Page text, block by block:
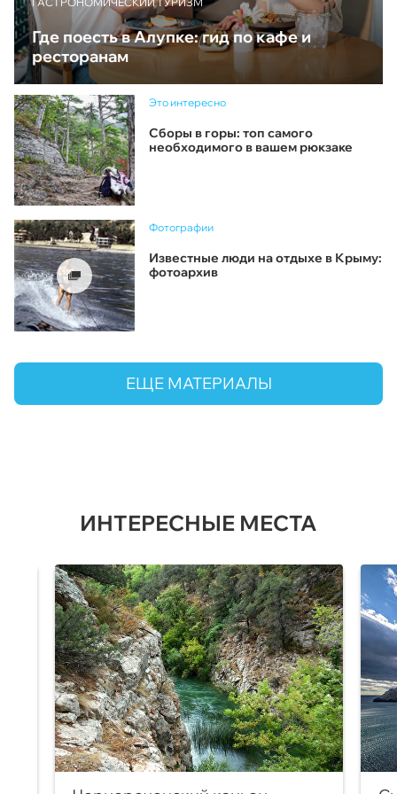
Где поесть в Алупке: гид по кафе и
ресторанам
Это интересно
Сборы в горы: топ самого
необходимого в вашем рюкзаке
Фотографии
Известные люди на отдыхе в Крыму:
фотоархив
ЕЩЕ МАТЕРИАЛЫ
ИНТЕРЕСНЫЕ МЕСТА